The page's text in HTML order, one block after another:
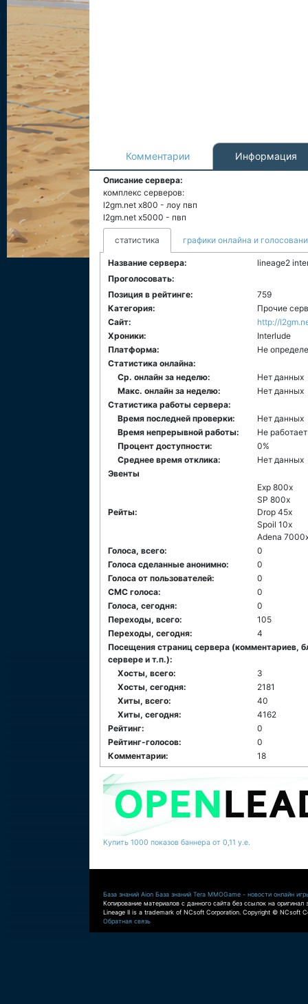
Комментарии Информация
Описание сервера:
комплекс серверов:
l2gm.net x800 - лоу пвп
l2gm.net x5000 - пвп
статистика графики онлайна и
Название сервера:
lineage2
Проголосовать:
Позиция в рейтинге:
759
Категория:
Прочие
Сайт:
http://
Хроники:
Interlude
Платформа:
Не
Статистика онлайна:
Ср. онлайн за неделю:
Нет данных
Макс. онлайн за неделю:
Нет данных
Статистика работы сервера:
Время последней проверки:
Нет данных
Время непрерывной работы:
Не работает
Процент доступности:
0%
Среднее время отклика:
Нет данных
Эвенты
Рейты:
Exp 800x
SP 800x
Drop 45x
Spoil 10x
Adena
Голоса, всего:
0
Голоса сделанные анонимно:
0
Голоса от пользователей:
0
СМС голоса:
0
Голоса, сегодня:
0
Переходы, всего:
105
Переходы, сегодня:
4
Посещения страниц сервера (комментариев,
сервере и т.п.):
Хосты, всего:
3
Хосты, сегодня:
2181
Хиты, всего:
40
Хиты, сегодня:
4162
Рейтинг:
0
Рейтинг-голосов:
0
Комментарии:
18
Купить 1000 показов баннера от 0,11 у.е.
База знаний Aion База знаний Tera MMOGame - новости онлайн
Копирование материалов с данного сайта без ссылок на оригинал
Lineage II is a trademark of NCsoft Corporation. Copyright © NCsoft
Обратная связь